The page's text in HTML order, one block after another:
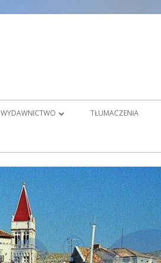
WYDAWNICTWO
KARATE TRADYCYJNE DVD KATA 2
ZAMÓWIENIA
WYDAWNICTWO
TŁUMACZENIA